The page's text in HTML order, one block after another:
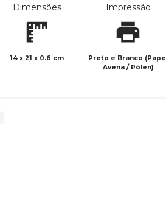
Dimensões
14 x 21 x 0.6 cm
Impressão
Preto e Branco (Papel
Avena / Pólen)